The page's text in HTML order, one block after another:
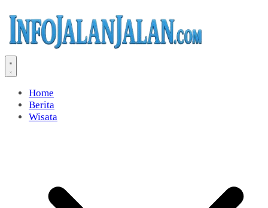
Home
Berita
Wisata